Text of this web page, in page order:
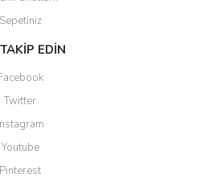
Sepetiniz
EDİN
Twitter
Youtube
Pinterest